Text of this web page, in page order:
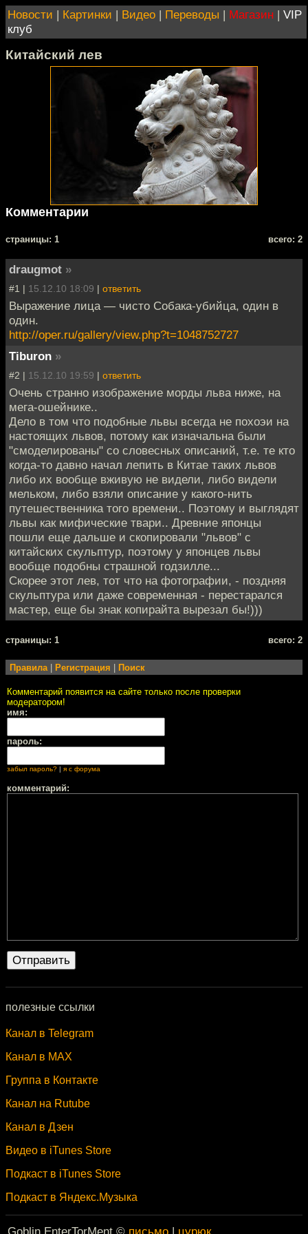
Новости | Картинки | Видео | Переводы | Магазин | VIP
клуб
Китайский лев
Комментарии
cтраницы: 1 всего: 2
draugmot »
#1 | 15.12.10 18:09 | ответить
Выражение лица — чисто Собака-убийца, один в
один.
http://oper.ru/gallery/view.php?t=1048752727
Tiburon »
#2 | 15.12.10 19:59 | ответить
Очень странно изображение морды льва ниже, на
мега-ошейнике..
Дело в том что подобные львы всегда не похоэи на
настоящих львов, потому как изначальна были
"смоделированы" со словесных описаний, т.е. те кто
когда-то давно начал лепить в Китае таких львов
либо их вообще вживую не видели, либо видели
мельком, либо взяли описание у какого-нить
путешественника того времени.. Поэтому и выглядят
львы как мифические твари.. Древние японцы
пошли еще дальше и скопировали "львов" с
китайских скульптур, поэтому у японцев львы
вообще подобны страшной годзилле...
Скорее этот лев, тот что на фотографии, - поздняя
скульптура или даже современная - перестарался
мастер, еще бы знак копирайта вырезал бы!)))
cтраницы: 1 всего: 2
Правила Регистрация Поиск
Комментарий появится на сайте только после проверки
модератором!
имя:
пароль:
забыл пароль? | я с форума
комментарий:
полезные ссылки
Канал в Telegram
Канал в MAX
Группа в Контакте
Канал на Rutube
Канал в Дзен
Видео в iTunes Store
Подкаст в iTunes Store
Подкаст в Яндекс.Музыка
Goblin EnterTorMent © письмо | цурюк